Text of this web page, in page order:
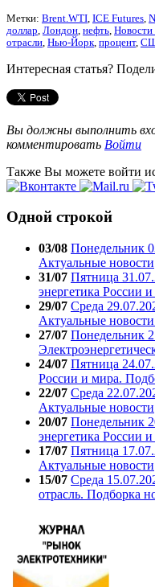
Метки: Brent.WTI ICE Futures
доллар Лондон нефть Новости
отрасли Нью-Йорк процент,
Интересная статья?
Вы должны выполнить
комментировать Войти
Также Вы можете войти
Одной строкой
03/08 Понедельник
Актуальные новости
31/07 Пятница
энергетика России
29/07 Среда
Актуальные
27/07 Понедельник
24/07 Пятница
России и мира.
22/07 Среда
Актуальные новости
20/07 Понедельник
энергетика России
17/07 Пятница
Актуальные новости
15/07 Среда
отрасль. Подборка